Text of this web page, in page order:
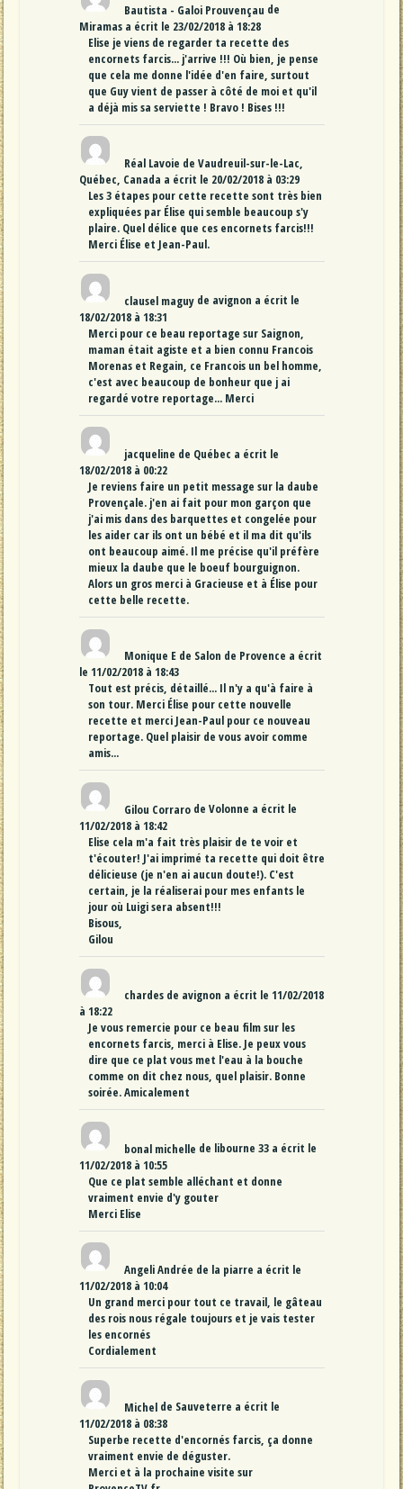
Bautista - Galoi Prouvençau de
Miramas a écrit le 23/02/2018 à 18:28
Elise je viens de regarder ta recette des
encornets farcis... j'arrive !!! Où bien, je pense
que cela me donne l'idée d'en faire, surtout
que Guy vient de passer à côté de moi et qu'il
a déjà mis sa serviette ! Bravo ! Bises !!!
Réal Lavoie de Vaudreuil-sur-le-Lac,
Québec, Canada a écrit le 20/02/2018 à 03:29
Les 3 étapes pour cette recette sont très bien
expliquées par Élise qui semble beaucoup s'y
plaire. Quel délice que ces encornets farcis!!!
Merci Élise et Jean-Paul.
clausel maguy de avignon a écrit le
18/02/2018 à 18:31
Merci pour ce beau reportage sur Saignon,
maman était agiste et a bien connu Francois
Morenas et Regain, ce Francois un bel homme,
c'est avec beaucoup de bonheur que j ai
regardé votre reportage... Merci
jacqueline de Québec a écrit le
18/02/2018 à 00:22
Je reviens faire un petit message sur la daube
Provençale. j'en ai fait pour mon garçon que
j'ai mis dans des barquettes et congelée pour
les aider car ils ont un bébé et il ma dit qu'ils
ont beaucoup aimé. Il me précise qu'il préfère
mieux la daube que le boeuf bourguignon.
Alors un gros merci à Gracieuse et à Élise pour
cette belle recette.
Monique E de Salon de Provence a écrit
le 11/02/2018 à 18:43
Tout est précis, détaillé... Il n'y a qu'à faire à
son tour. Merci Élise pour cette nouvelle
recette et merci Jean-Paul pour ce nouveau
reportage. Quel plaisir de vous avoir comme
amis...
Gilou Corraro de Volonne a écrit le
11/02/2018 à 18:42
Elise cela m'a fait très plaisir de te voir et
t'écouter! J'ai imprimé ta recette qui doit être
délicieuse (je n'en ai aucun doute!). C'est
certain, je la réaliserai pour mes enfants le
jour où Luigi sera absent!!!
Bisous,
Gilou
chardes de avignon a écrit le 11/02/2018
à 18:22
Je vous remercie pour ce beau film sur les
encornets farcis, merci à Elise. Je peux vous
dire que ce plat vous met l'eau à la bouche
comme on dit chez nous, quel plaisir. Bonne
soirée. Amicalement
bonal michelle de libourne 33 a écrit le
11/02/2018 à 10:55
Que ce plat semble alléchant et donne
vraiment envie d'y gouter
Merci Elise
Angeli Andrée de la piarre a écrit le
11/02/2018 à 10:04
Un grand merci pour tout ce travail, le gâteau
des rois nous régale toujours et je vais tester
les encornés
Cordialement
Michel de Sauveterre a écrit le
11/02/2018 à 08:38
Superbe recette d'encornés farcis, ça donne
vraiment envie de déguster.
Merci et à la prochaine visite sur